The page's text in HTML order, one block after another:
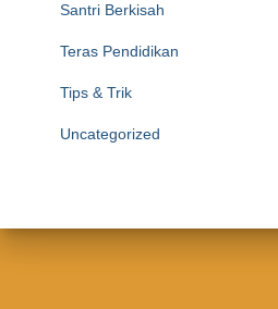
Santri Berkisah
Teras Pendidikan
Tips & Trik
Uncategorized